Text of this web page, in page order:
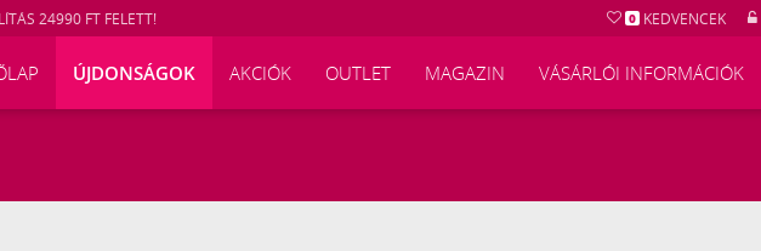
24990 FT FELETT! 0 KEDVENCEK
ÚJDONSÁGOK AKCIÓK OUTLET MAGAZIN VÁSÁRLÓI INFORMÁCIÓK